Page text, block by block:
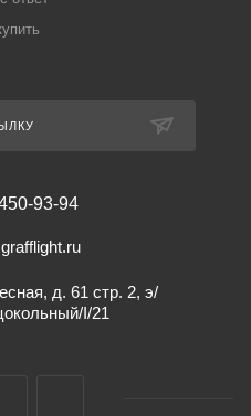
93-94
д. 61 стр. 2, э/
I/21